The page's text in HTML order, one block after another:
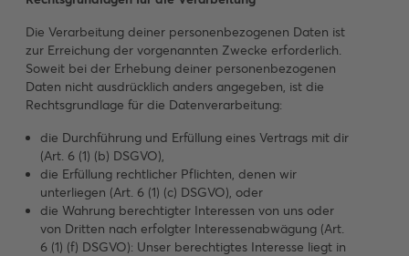
Die Verarbeitung deiner personenbezogenen Daten ist
zur Erreichung der vorgenannten Zwecke erforderlich.
Soweit bei der Erhebung deiner personenbezogenen
Daten nicht ausdrücklich anders angegeben, ist die
Rechtsgrundlage für die Datenverarbeitung:
die Durchführung und Erfüllung eines Vertrags mit dir
(Art. 6 (1) (b) DSGVO),
die Erfüllung rechtlicher Pflichten, denen wir
unterliegen (Art. 6 (1) (c) DSGVO), oder
die Wahrung berechtigter Interessen von uns oder
von Dritten nach erfolgter Interessenabwägung (Art.
6 (1) (f) DSGVO): Unser berechtigtes Interesse liegt in